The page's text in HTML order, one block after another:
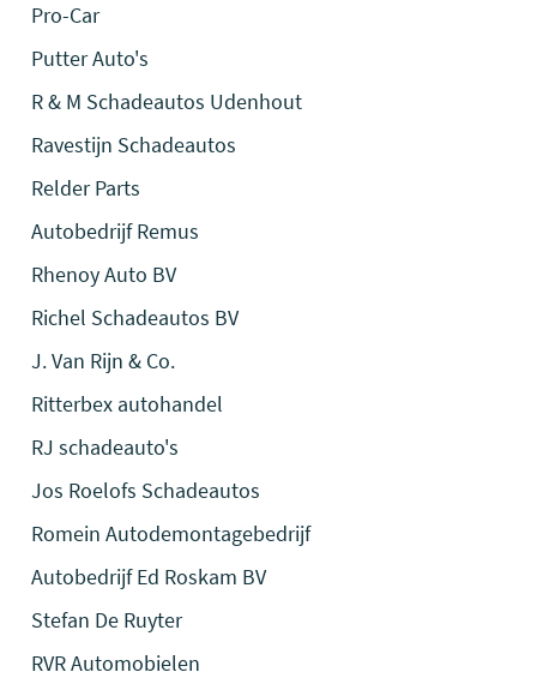
Pro-Car
Putter Auto's
R & M Schadeautos Udenhout
Ravestijn Schadeautos
Relder Parts
Autobedrijf Remus
Rhenoy Auto BV
Richel Schadeautos BV
J. Van Rijn & Co.
Ritterbex autohandel
RJ schadeauto's
Jos Roelofs Schadeautos
Romein Autodemontagebedrijf
Autobedrijf Ed Roskam BV
Stefan De Ruyter
RVR Automobielen